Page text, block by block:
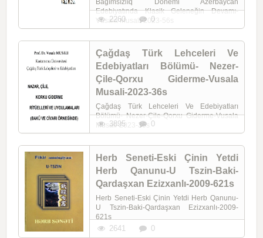
Bağımsızlıq Dönemi Azerbaycan
Edebiyatında Klasik Geleneğin Devamı-
Vusala Musalı-2023-56s
2260 0
Çağdaş Türk Lehceleri Ve
Edebiyatları Bölümü- Nezer-
Çile-Qorxu Giderme-Vusala
Musali-2023-36s
Çağdaş Türk Lehceleri Ve Edebiyatları
Bölümü- Nezer-Çile-Qorxu Giderme-Vusala
Musali-2023-36s
3895 0
Herb Seneti-Eski Çinin Yetdi
Herb Qanunu-U Tszin-Baki-
Qardaşxan Ezizxanlı-2009-621s
Herb Seneti-Eski Çinin Yetdi Herb Qanunu-
U Tszin-Baki-Qardaşxan Ezizxanlı-2009-
621s
2641 0